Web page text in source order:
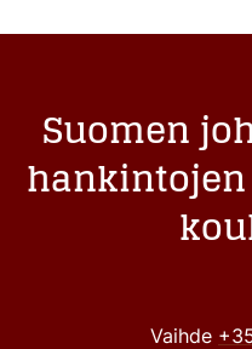
Suomen
Vaihde